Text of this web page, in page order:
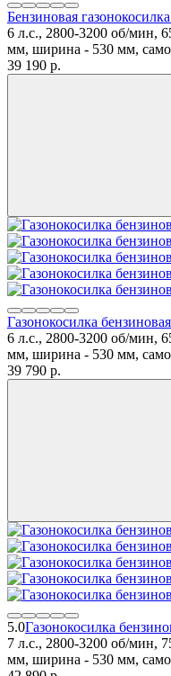
Бензиновая
6 л.с., 2800-3200 об/мин,
мм, ширина - 530 мм,
39 190 p.
Газонокосилка
6 л.с., 2800-3200 об/мин,
мм, ширина - 530 мм,
39 790 p.
5.0Газонокосилка
7 л.с., 2800-3200 об/мин,
мм, ширина - 530 мм,